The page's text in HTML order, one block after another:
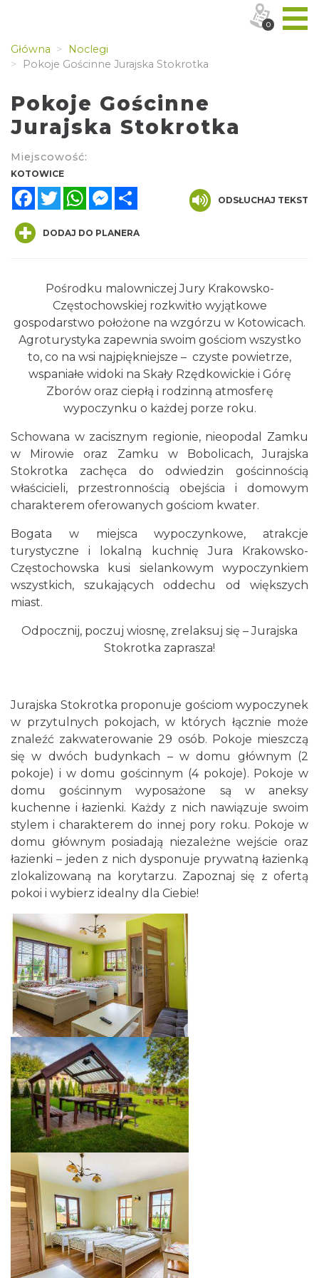
Główna
Noclegi
Pokoje Gościnne Jurajska Stokrotka
Pokoje Gościnne
Jurajska Stokrotka
Miejscowość:
KOTOWICE
FacebookTwitterWhatsAppMessenger
ODSŁUCHAJ TEKST
DODAJ DO PLANERA
Pośrodku malowniczej Jury Krakowsko-
Częstochowskiej rozkwitło wyjątkowe
gospodarstwo położone na wzgórzu w Kotowicach.
Agroturystyka zapewnia swoim gościom wszystko
to, co na wsi najpiękniejsze – czyste powietrze,
wspaniałe widoki na Skały Rzędkowickie i Górę
Zborów oraz ciepłą i rodzinną atmosferę
wypoczynku o każdej porze roku.
Schowana w zacisznym regionie, nieopodal Zamku
w Mirowie oraz Zamku w Bobolicach, Jurajska
Stokrotka zachęca do odwiedzin gościnnością
właścicieli, przestronnością obejścia i domowym
charakterem oferowanych gościom kwater.
Bogata w miejsca wypoczynkowe, atrakcje
turystyczne i lokalną kuchnię Jura Krakowsko-
Częstochowska kusi sielankowym wypoczynkiem
wszystkich, szukających oddechu od większych
miast.
Odpocznij, poczuj wiosnę, zrelaksuj się – Jurajska
Stokrotka zaprasza!
Jurajska Stokrotka proponuje gościom wypoczynek
w przytulnych pokojach, w których łącznie może
znaleźć zakwaterowanie 29 osób. Pokoje mieszczą
się w dwóch budynkach – w domu głównym (2
pokoje) i w domu gościnnym (4 pokoje). Pokoje w
domu gościnnym wyposażone są w aneksy
kuchenne i łazienki. Każdy z nich nawiązuje swoim
stylem i charakterem do innej pory roku. Pokoje w
domu głównym posiadają niezależne wejście oraz
łazienki – jeden z nich dysponuje prywatną łazienką
zlokalizowaną na korytarzu. Zapoznaj się z ofertą
pokoi i wybierz idealny dla Ciebie!
0